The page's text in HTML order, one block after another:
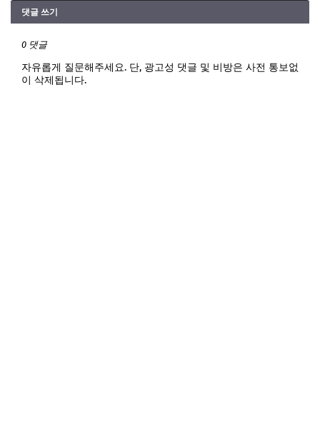
댓글 쓰기
0 댓글
자유롭게 질문해주세요. 단, 광고성 댓글 및 비방은 사전 통보없
이 삭제됩니다.